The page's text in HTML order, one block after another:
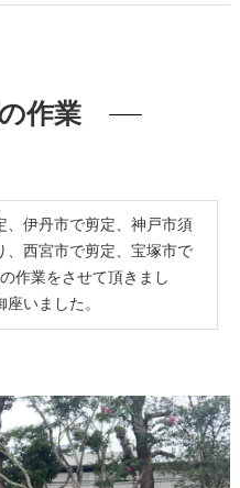
作業
、伊丹市で剪定、神戸市須
、西宮市で剪定、宝塚市で
作業をさせて頂きまし
いました。